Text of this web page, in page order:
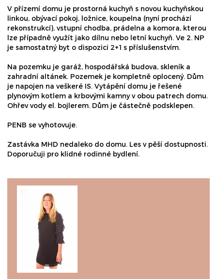
V přízemí domu je prostorná kuchyň s novou kuchyňskou
linkou, obývací pokoj, ložnice, koupelna (nyní prochází
rekonstrukcí), vstupní chodba, prádelna a komora, kterou
lze případně využít jako dílnu nebo letní kuchyň. Ve 2. NP
je samostatný byt o dispozici 2+1 s příslušenstvím.
Na pozemku je garáž, hospodářská budova, skleník a
zahradní altánek. Pozemek je kompletně oplocený. Dům
je napojen na veškeré IS. Vytápění domu je řešené
plynovým kotlem a krbovými kamny v obou patrech domu.
Ohřev vody el. bojlerem. Dům je částečně podsklepen.
PENB se vyhotovuje.
Zastávka MHD nedaleko do domu. Les v pěší dostupnosti.
Doporučuji pro klidné rodinné bydlení.